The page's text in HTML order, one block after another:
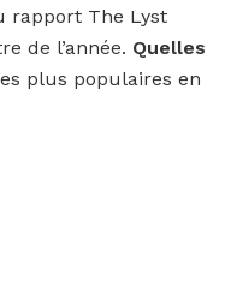
rapport The Lyst
de l’année. Quelles
plus populaires en